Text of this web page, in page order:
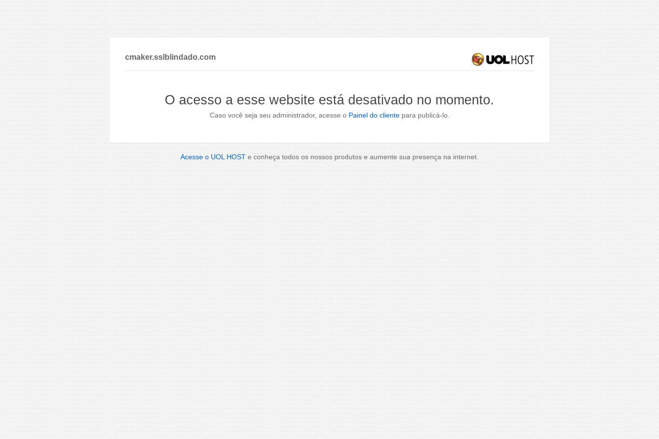
cmaker.sslblindado.com
O acesso a esse website está desativado no momento.
Caso você seja seu administrador, acesse o Painel do clientepara publicá-lo.
Acesse o UOL HOST e conheça todos os nossos produtos e aumente sua presença na internet.